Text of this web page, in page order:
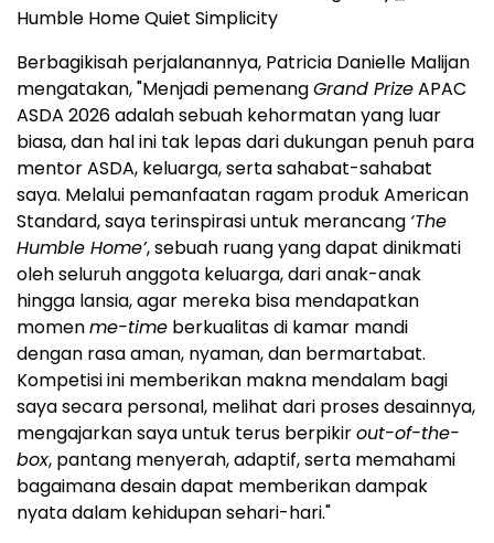
Humble Home Quiet Simplicity
Berbagikisah perjalanannya, Patricia Danielle Malijan
mengatakan, "Menjadi pemenangGrand PrizeAPAC
ASDA 2026 adalah sebuah kehormatan yang luar
biasa, dan hal ini tak lepas dari dukungan penuh para
mentor ASDA, keluarga, serta sahabat-sahabat
saya. Melalui pemanfaatan ragam produk American
Standard, saya terinspirasi untuk merancang ‘The
Humble Home’, sebuah ruang yang dapat dinikmati
oleh seluruh anggota keluarga, dari anak-anak
hingga lansia, agar mereka bisa mendapatkan
momenme-time berkualitas di kamar mandi
dengan rasa aman, nyaman, dan bermartabat.
Kompetisi ini memberikan makna mendalam bagi
saya secara personal, melihat dari proses desainnya,
mengajarkan saya untuk terus berpikirout-of-the-
box, pantang menyerah, adaptif, serta memahami
bagaimana desain dapat memberikan dampak
nyata dalam kehidupan sehari-hari."